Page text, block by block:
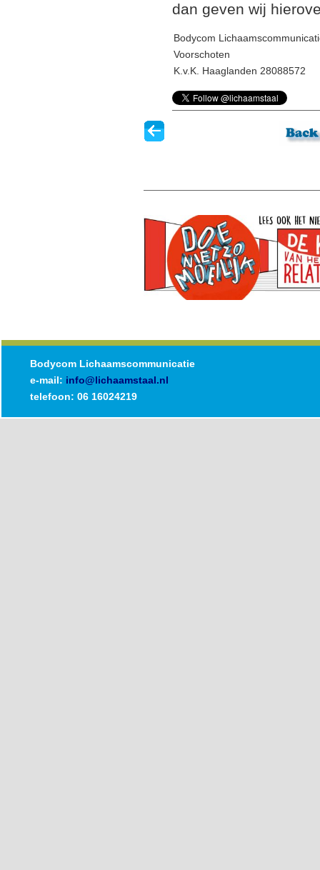
dan geven wij
Bodycom
Voorschoten
K.v.K. Haaglanden 28088572
Bodycom Lichaamscommunicatie
e-mail: info@lichaamstaal.nl
telefoon: 06 16024219